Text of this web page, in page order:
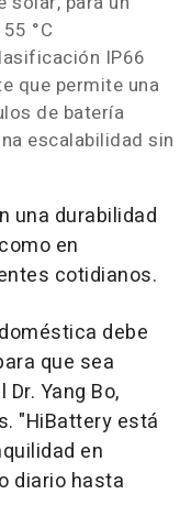
°C
IP66
que permite una
de batería
escalabilidad sin
una durabilidad
en
cotidianos.
debe
que sea
Yang Bo,
"HiBattery está
en
diario hasta